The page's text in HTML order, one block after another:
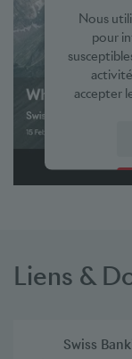
Nous
pour
accepter
Liens &
Swiss